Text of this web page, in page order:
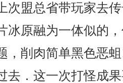
次盟总省带玩家去
冰原融为一体似的
，削肉简单黑色恶
去．这一次打怪成